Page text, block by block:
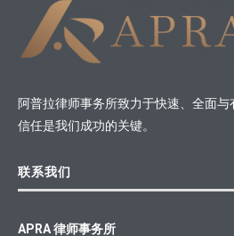
阿普拉律师事务所致力于快速、全面
信任是我们成功的关键。
联系我们
APRA 律师事务所